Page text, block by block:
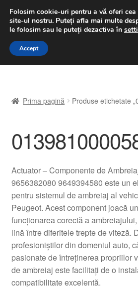
LIVRARE de la 33 lei
luni-vineri 9 a.m. - 4 p.m.
Sari
Sari
A lua legatura
Contul meu
Despre noi
Finalizare comandă
Livrare
Livrare în toată lumea
Prima pagină Produse etichetate
Actuator – Componente de
9656382080 9649394580 este un
pentru sistemul de ambreiaj al
Peugeot. Acest component joacă
funcționarea corectă a
lină între diferitele trepte de viteză.
profesioniștilor din domeniul auto,
pasionate de întreținerea propriilor
de ambreiaj este facilitați de o
compatibilitate excelentă.
Folosim cookie-uri pentru a vă oferi
site-ul nostru. Puteți afla mai multe
le folosim sau le puteți dezactiva în
Accept